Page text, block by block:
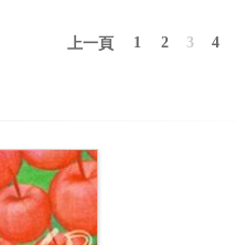
上一頁 1 2 3 4